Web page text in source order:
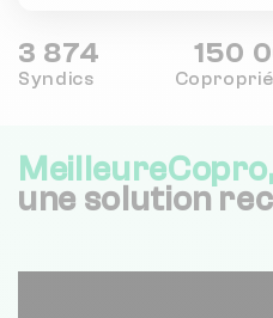
3 874
Syndics
150
une solution